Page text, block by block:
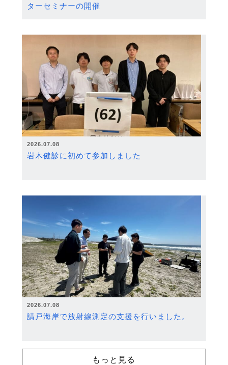
ターセミナーの開催
2026.07.08
岩木健診に初めて参加しました
2026.07.08
請戸海岸で放射線測定の支援を行いました。
もっと見る